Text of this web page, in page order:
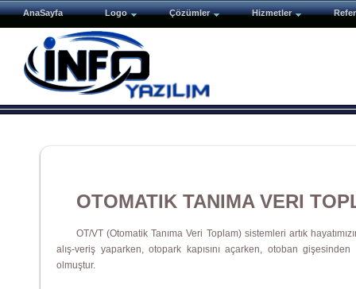
AnaSayfa Logo Çözümler Hizmetler
OTOMATIK TANIMA VERI
OT/VT (Otomatik Tanıma Veri Toplam) sistemleri artık
alış-veriş yaparken, otopark kapısını açarken, otoban
olmuştur.